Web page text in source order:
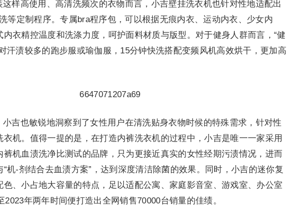
样高使用、高清洗频次的衣物而言，小吉壁挂洗衣机也针对性地适配出
等定制程序。专属bra程序包，可以根据无痕内衣、运动内衣、少女内
衣精控温度和洗涤力度，呵护面料材质与版型。对于健身人群而言，“健
汗渍较多的跑步服或瑜伽服，15分钟快洗搭配变频风机高效烘干，更加高
小吉也敏锐地洞察到了女性用户在清洗贴身衣物时候的特殊需求，针对性
机。值得一提的是，在打造内裤洗衣机的过程中，小吉是唯一一家采用
裤机血渍洗净比测试的品牌，只为更接近真实的女性经期污渍情况，进而
机-剂结合去血渍方案”，达到深度清洁除菌的效果。同时，小吉的迷你复
、小占地大容量的特点，足以适配公寓、家庭影音室、游戏室、办公室
2023年两年时间便打造出全网销售70000台销量的佳绩。